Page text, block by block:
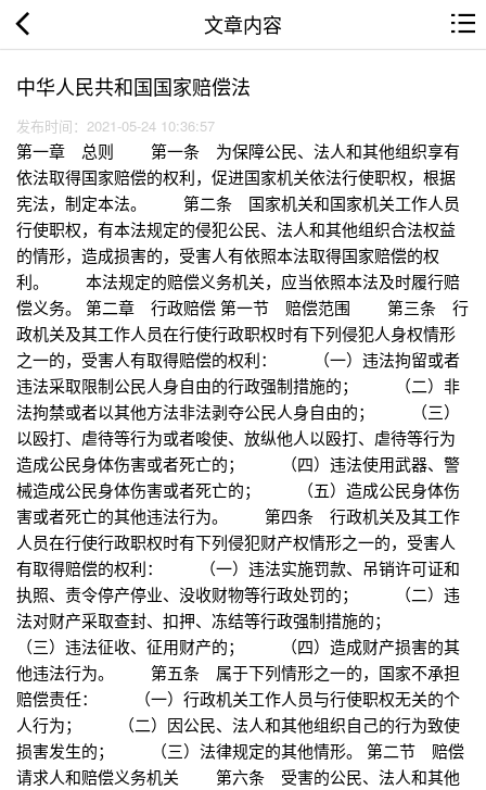
文章内容
中华人民共和国国家赔偿法
发布时间：2021-05-24 10:36:57
第一章 总则 第一条 为保障公民、法人和其他组织享有
依法取得国家赔偿的权利，促进国家机关依法行使职权，根据
宪法，制定本法。 第二条 国家机关和国家机关工作人员
行使职权，有本法规定的侵犯公民、法人和其他组织合法权益
的情形，造成损害的，受害人有依照本法取得国家赔偿的权
利。 本法规定的赔偿义务机关，应当依照本法及时履行赔
偿义务。 第二章 行政赔偿 第一节 赔偿范围 第三条 行
政机关及其工作人员在行使行政职权时有下列侵犯人身权情形
之一的，受害人有取得赔偿的权利： （一）违法拘留或者
违法采取限制公民人身自由的行政强制措施的； （二）非
法拘禁或者以其他方法非法剥夺公民人身自由的； （三）
以殴打、虐待等行为或者唆使、放纵他人以殴打、虐待等行为
造成公民身体伤害或者死亡的； （四）违法使用武器、警
械造成公民身体伤害或者死亡的； （五）造成公民身体伤
害或者死亡的其他违法行为。 第四条 行政机关及其工作
人员在行使行政职权时有下列侵犯财产权情形之一的，受害人
有取得赔偿的权利： （一）违法实施罚款、吊销许可证和
执照、责令停产停业、没收财物等行政处罚的； （二）违
法对财产采取查封、扣押、冻结等行政强制措施的；
（三）违法征收、征用财产的； （四）造成财产损害的其
他违法行为。 第五条 属于下列情形之一的，国家不承担
赔偿责任： （一）行政机关工作人员与行使职权无关的个
人行为； （二）因公民、法人和其他组织自己的行为致使
损害发生的； （三）法律规定的其他情形。 第二节 赔偿
请求人和赔偿义务机关 第六条 受害的公民、法人和其他